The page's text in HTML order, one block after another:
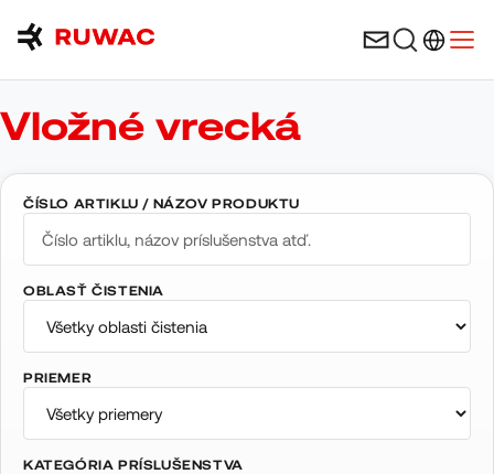
Výber
Vložné vrecká
ČÍSLO ARTIKLU / NÁZOV PRODUKTU
OBLASŤ ČISTENIA
PRIEMER
KATEGÓRIA PRÍSLUŠENSTVA